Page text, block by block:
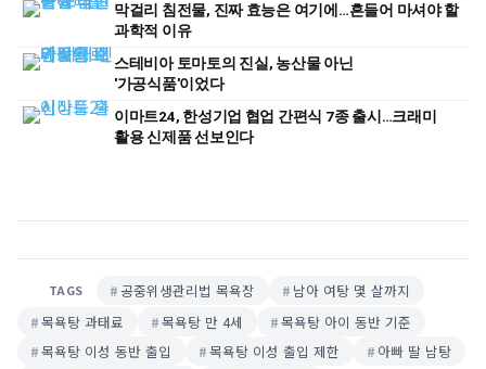
막걸리 침전물, 진짜 효능은 여기에…흔들어 마셔야 할
과학적 이유
스테비아 토마토의 진실, 농산물 아닌
'가공식품'이었다
이마트24, 한성기업 협업 간편식 7종 출시…크래미
활용 신제품 선보인다
TAGS 공중위생관리법 목욕장
남아 여탕 몇 살까지
목욕탕 과태료
목욕탕 만 4세
목욕탕 아이 동반 기준
목욕탕 이성 동반 출입
목욕탕 이성 출입 제한
아빠 딸 남탕